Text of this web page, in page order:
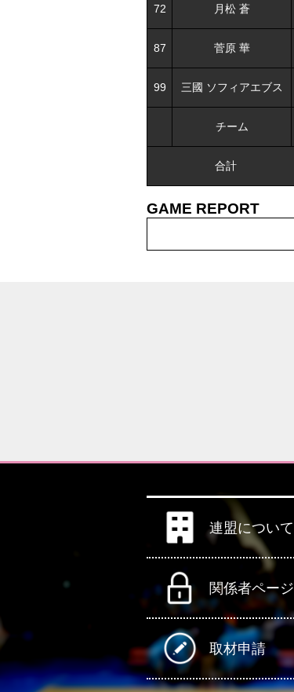
72 月松 蒼
87 菅原 華
99 三國 ソフィアエブス
チーム
合計
GAME REPORT
連盟について
関係者ページ
取材申請